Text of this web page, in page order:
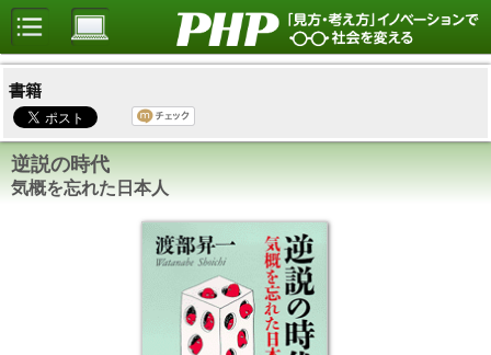
書籍
逆説の時代
気概を忘れた日本人